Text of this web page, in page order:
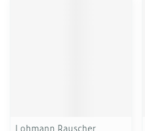
Lohmann Rauscher